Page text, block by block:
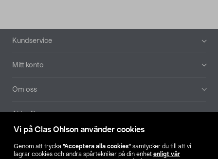
Vi på Clas Ohlson använder cookies
Genom att trycka ”Acceptera alla cookies” samtycker du till att vi
lagrar cookies och andra spårtekniker på din enhet enligt vår
Sidfot
Kundservice
Mitt konto
Om oss
Aktuellt